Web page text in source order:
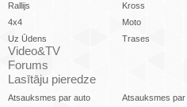
Rallijs Kross
4x4
Moto
Uz Ūdens
Trases
Video&TV
Forums
Lasītāju pieredze
Atsauksmes par auto
Atsauksmes par